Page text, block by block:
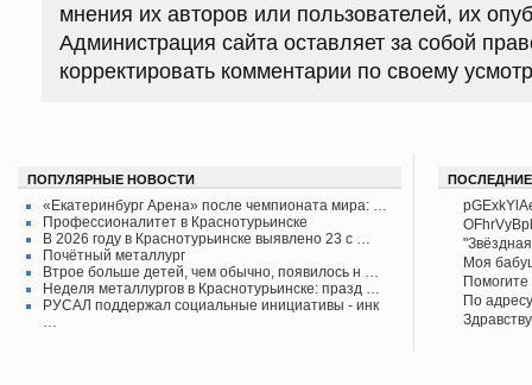
мнения их авторов или пользователей, их
Администрация сайта оставляет за собой
корректировать комментарии по своему
ПОПУЛЯРНЫЕ НОВОСТИ
«Екатеринбург Арена» после чемпионата мира: …
Профессионалитет в Краснотурьинске
В 2026 году в Краснотурьинске выявлено 23 с …
Почётный металлург
Втрое больше детей, чем обычно, появилось н …
Неделя металлургов в Краснотурьинске: празд …
РУСАЛ поддержал социальные инициативы - инк
…
своего
поднял
Моя
Айрих
в
По